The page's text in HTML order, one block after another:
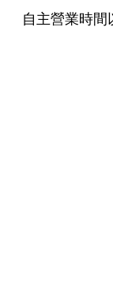
自主營業時間